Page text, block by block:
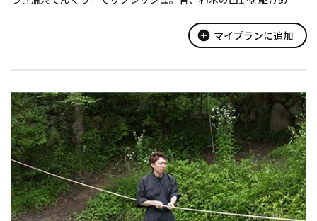
add_circle マイプランに追加